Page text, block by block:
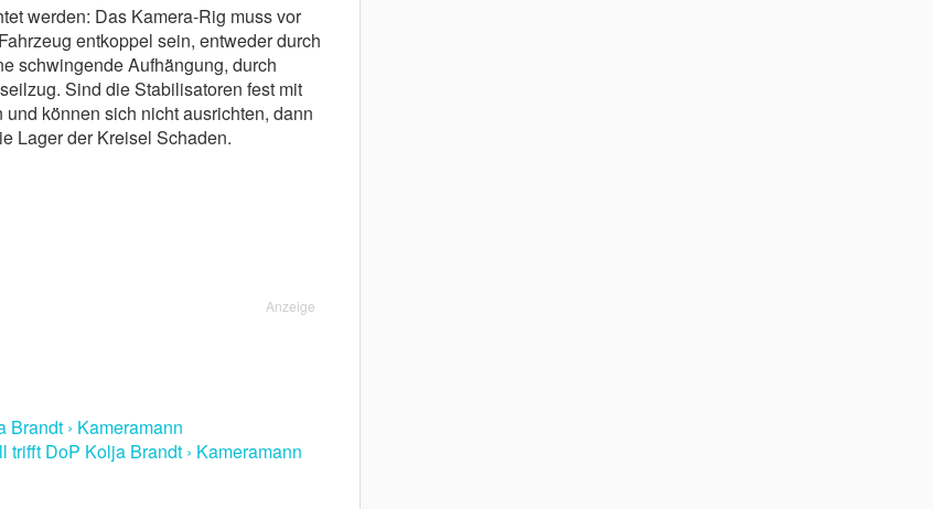
werden: Das Kamera-Rig muss vor
entkoppel sein, entweder durch
schwingende Aufhä̈ngung, durch
Sind die Stabilisatoren fest mit
kö̈nnen sich nicht ausrichten, dann
Lager der Kreisel Schaden.
Anzeige
› Kameramann
DoP Kolja Brandt › Kameramann